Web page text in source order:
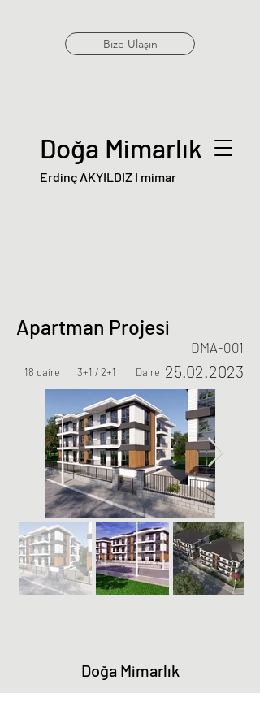
Doğa Mimarlık
Erdinç AKYILDIZ I mimar
Bize Ulaşın
Apartman Projesi
DMA-001
18 daire 3+1 / 2+1 Daire25.02.2023
Doğa Mimarlık